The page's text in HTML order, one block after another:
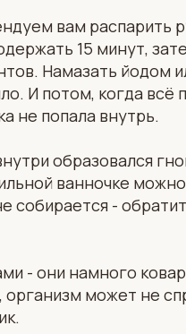
вам распарить
15 минут,
Намазать йодом
И потом, когда всё
не попала внутрь.
образовался
ванночке
собирается -
- они намного
может не